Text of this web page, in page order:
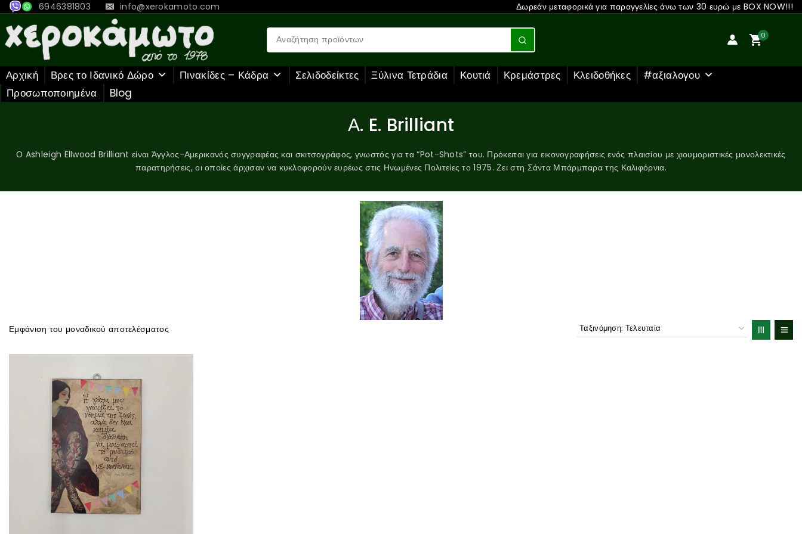
6946381803 info@xerokamoto.com Δωρεάν μεταφορικά για παραγγελίες άνω των 30 ευρώ με BOX NOW!!!
0
Αρχική Βρες το Ιδανικό Δώρο Πινακίδες – Κάδρα Σελιδοδείκτες Ξύλινα Τετράδια Κουτιά Κρεμάστρες Κλειδοθήκες
#αξιαλογου
Προσωποποιημένα
Blog
Α. E. Brilliant
Ο Ashleigh Ellwood Brilliant είναι Άγγλος-Αμερικανός συγγραφέας και σκιτσογράφος, γνωστός για τα “Pot-Shots” του. Πρόκειται για εικονογραφήσεις ενός πλαισίου με χιουμοριστικές μονολεκτικές
παρατηρήσεις, οι οποίες άρχισαν να κυκλοφορούν ευρέως στις Ηνωμένες Πολιτείες το 1975. Ζει στη Σάντα Μπάρμπαρα της Καλιφόρνια.
Εμφάνιση του μοναδικού αποτελέσματος